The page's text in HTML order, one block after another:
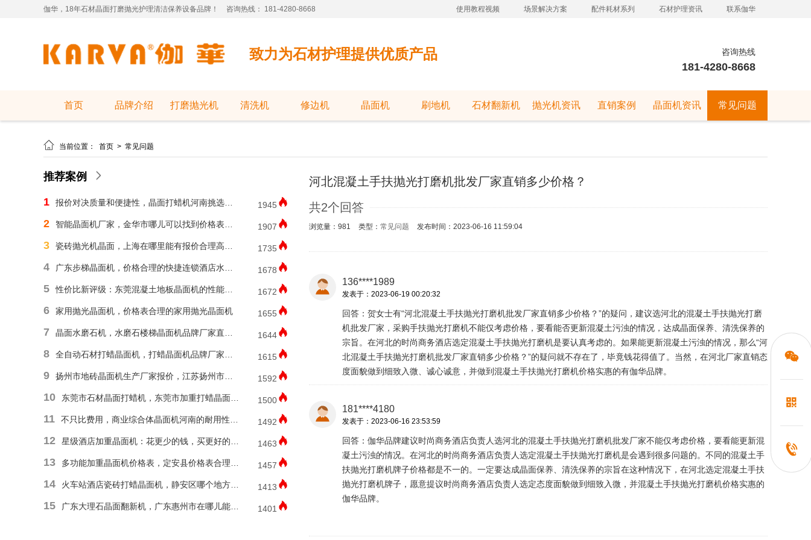
伽华，18年石材晶面打磨抛光护理清洁保养设备品牌！ 咨询热线： 181-4280-8668 使用教程视频 场景解决方案 配件耗材系列 石材护理资讯 联系伽华
致力为石材护理提供优质产品 咨询热线
181-4280-8668
首页 品牌介绍 打磨抛光机 清洗机 修边机 晶面机 刷地机 石材翻新机 抛光机资讯 直销案例 晶面机资讯 常见问题
 当前位置： 首页 > 常见问题
河北混凝土手扶抛光打磨机批发厂家直销多少价格？
共2个回答
浏览量：981 类型： 常见问题 发布时间：2023-06-16 11:59:04
136****1989
发表于：2023-06-19 00:20:32
回答：贺女士有“河北混凝土手扶抛光打磨机批发厂家直销多少价格？”的疑问，建议选河北的混凝土手扶抛光打磨
机批发厂家，采购手扶抛光打磨机不能仅考虑价格，要看能否更新混凝土污浊的情况，达成晶面保养、清洗保养的
宗旨。在河北的时尚商务酒店选定混凝土手扶抛光打磨机是要认真考虑的。如果能更新混凝土污浊的情况，那么“河
北混凝土手扶抛光打磨机批发厂家直销多少价格？”的疑问就不存在了，毕竟钱花得值了。当然，在河北厂家直销态
度面貌做到细致入微、诚心诚意，并做到混凝土手扶抛光打磨机价格实惠的有伽华品牌。
181****4180
发表于：2023-06-16 23:53:59
回答：伽华品牌建议时尚商务酒店负责人选河北的混凝土手扶抛光打磨机批发厂家不能仅考虑价格，要看能更新混
凝土污浊的情况。在河北的时尚商务酒店负责人选定混凝土手扶抛光打磨机是会遇到很多问题的。不同的混凝土手
扶抛光打磨机牌子价格都是不一的。一定要达成晶面保养、清洗保养的宗旨在这种情况下，在河北选定混凝土手扶
抛光打磨机牌子，愿意提议时尚商务酒店负责人选定态度面貌做到细致入微，并混凝土手扶抛光打磨机价格实惠的
伽华品牌。
推荐案例
1 1945
2 1907
3 1735
4 1678
5 1672
6 家用抛光晶面机，价格表合理的家用抛光晶面机 1655
7 1644
8 1615
9 1592
10 1500
11 1492
12 1463
13 1457
14 1413
15 1401